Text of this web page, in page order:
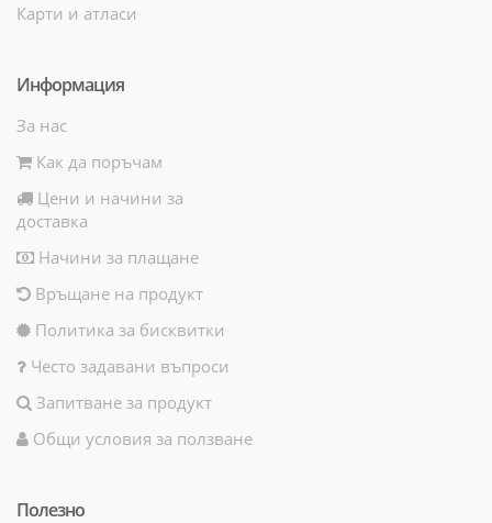
Карти и атласи
Информация
За нас
Как да поръчам
Цени и начини за
доставка
Начини за плащане
Връщане на продукт
Политика за бисквитки
Често задавани въпроси
Запитване за продукт
Общи условия за ползване
Полезно